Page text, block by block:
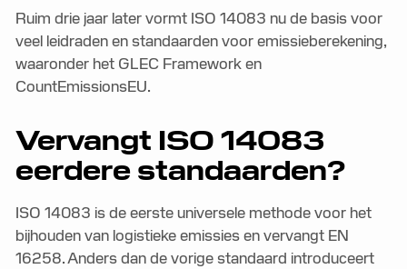
Ruim drie jaar later vormt ISO 14083 nu de basis voor
veel leidraden en standaarden voor emissieberekening,
waaronder het GLEC Framework en
CountEmissionsEU.
Vervangt ISO 14083
eerdere standaarden?
ISO 14083 is de eerste universele methode voor het
bijhouden van logistieke emissies en vervangt EN
16258. Anders dan de vorige standaard introduceert